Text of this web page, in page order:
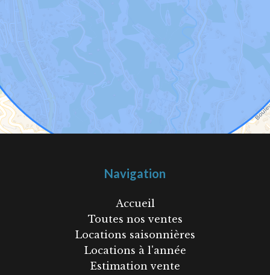
Navigation
Accueil
Toutes nos ventes
Locations saisonnières
Locations à l'année
Estimation vente